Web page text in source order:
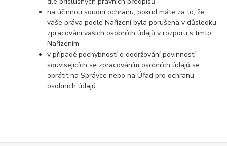
na účinnou soudní ochranu, pokud máte za to, že
vaše práva podle Nařízení byla porušena v důsledku
zpracování vašich osobních údajů v rozporu s tímto
Nařízením
v případě pochybností o dodržování povinností
souvisejících se zpracováním osobních údajů se
obrátit na Správce nebo na Úřad pro ochranu
osobních údajů